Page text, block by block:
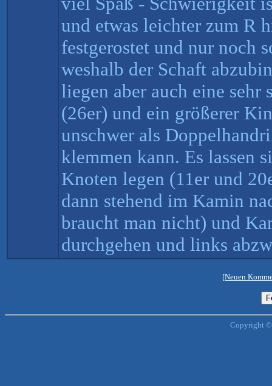
und etwas leichter zum R
festgerostet und nur noch
weshalb der Schaft
liegen aber auch eine
(26er) und ein größerer
unschwer als
klemmen kann. Es lassen
Knoten legen (11er und
dann stehend im Kamin
braucht man nicht) und
durchgehen und links
[Neuen
Copyright ©